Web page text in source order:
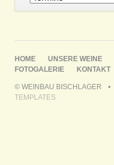
überspringen
NAVIGATION
ÜBERSPRINGEN
HOME UNSERE WEINE
FOTOGALERIE
KONTAKT
© WEINBAU BISCHLAGER
TEMPLATES